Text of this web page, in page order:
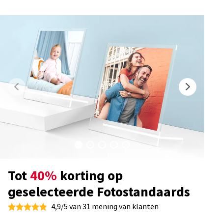
Tot40% korting op
geselecteerde Fotostandaards
4,9/5 van 31 mening van klanten